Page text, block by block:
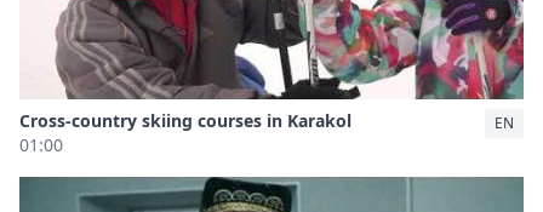
Cross-country skiing courses in Karakol
01:00
EN